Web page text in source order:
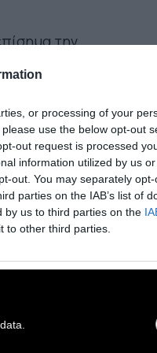
or processing of your
use the below opt-out
out request is processed
information utilized by us
out. You may separately
parties on the IAB’s list of
by us to third parties on the
to other third parties.
την
οποιονδήποτε.
ευκαιρία, κάνω
Σίτι,
και να
δουλείας, έστω
σαν τη γνήσια
ότι η σκλαβιά
ένα από τα
με τις